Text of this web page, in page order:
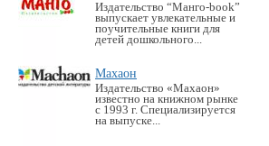
Издательство “Манго-book”
выпускает увлекательные и
поучительные книги для
детей дошкольного...
Махаон
Издательство «Махаон»
известно на книжном рынке
с 1993 г. Специализируется
на выпуске...